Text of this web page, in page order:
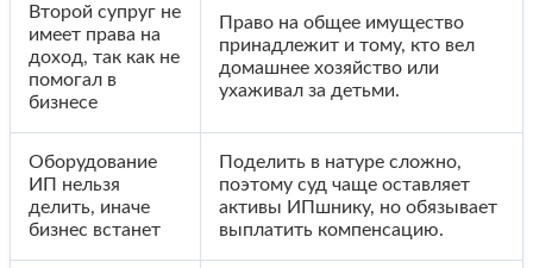
Второй супруг не
имеет права на
доход, так как не
помогал в
бизнесе
Право на общее имущество
принадлежит и тому, кто вел
домашнее хозяйство или
ухаживал за детьми.
Оборудование
ИП нельзя
делить, иначе
бизнес встанет
Поделить в натуре сложно,
поэтому суд чаще оставляет
активы ИПшнику, но обязывает
выплатить компенсацию.